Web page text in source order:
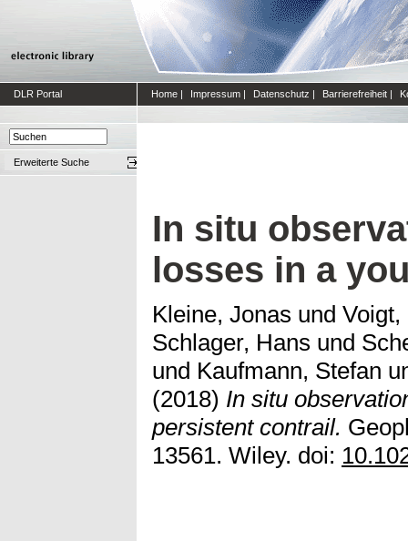
DLR Portal Home | Impressum | Datenschutz | Barrierefreiheit |
Erweiterte Suche
In situ
losses in a
Kleine, Jonas und Voigt,
Schlager, Hans und
und Kaufmann, Stefan
(2018) In situ
persistent contrail.
13561. Wiley. doi: